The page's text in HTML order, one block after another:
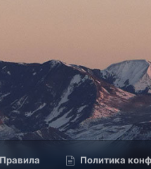
Правила Политика